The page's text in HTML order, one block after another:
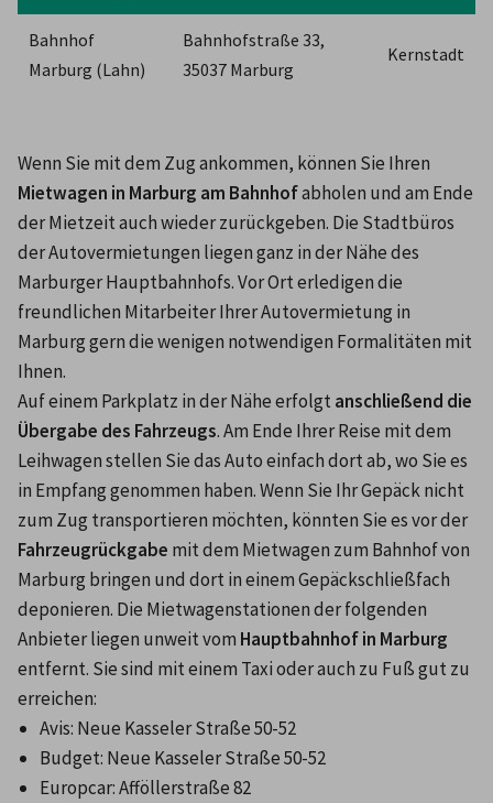
Bahnhof
Marburg (Lahn)
Bahnhofstraße 33,
35037 Marburg
Kernstadt
Mietwagen in Marburg am Bahnhof abholen und am Ende
der Mietzeit auch wieder zurückgeben. Die Stadtbüros
der Autovermietungen liegen ganz in der Nähe des
Marburger Hauptbahnhofs. Vor Ort erledigen die
freundlichen Mitarbeiter Ihrer Autovermietung in
Marburg gern die wenigen notwendigen Formalitäten mit
Ihnen.
Auf einem Parkplatz in der Nähe erfolgt anschließend die
Übergabe des Fahrzeugs. Am Ende Ihrer Reise mit dem
Leihwagen stellen Sie das Auto einfach dort ab, wo Sie es
in Empfang genommen haben. Wenn Sie Ihr Gepäck nicht
zum Zug transportieren möchten, könnten Sie es vor der
Fahrzeugrückgabe mit dem Mietwagen zum Bahnhof von
Marburg bringen und dort in einem Gepäckschließfach
deponieren. Die Mietwagenstationen der folgenden
Anbieter liegen unweit vom Hauptbahnhof in Marburg
entfernt. Sie sind mit einem Taxi oder auch zu Fuß gut zu
erreichen:
Avis: Neue Kasseler Straße 50-52
Budget: Neue Kasseler Straße 50-52
Europcar: Afföllerstraße 82